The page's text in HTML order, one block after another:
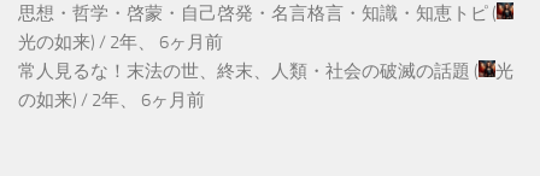
思想・哲学・啓蒙・自己啓発・名言格言・知識・知恵トピ (
光の如来) / 2年、 6ヶ月前
常人見るな！末法の世、終末、人類・社会の破滅の話題 (
光
の如来) / 2年、 6ヶ月前